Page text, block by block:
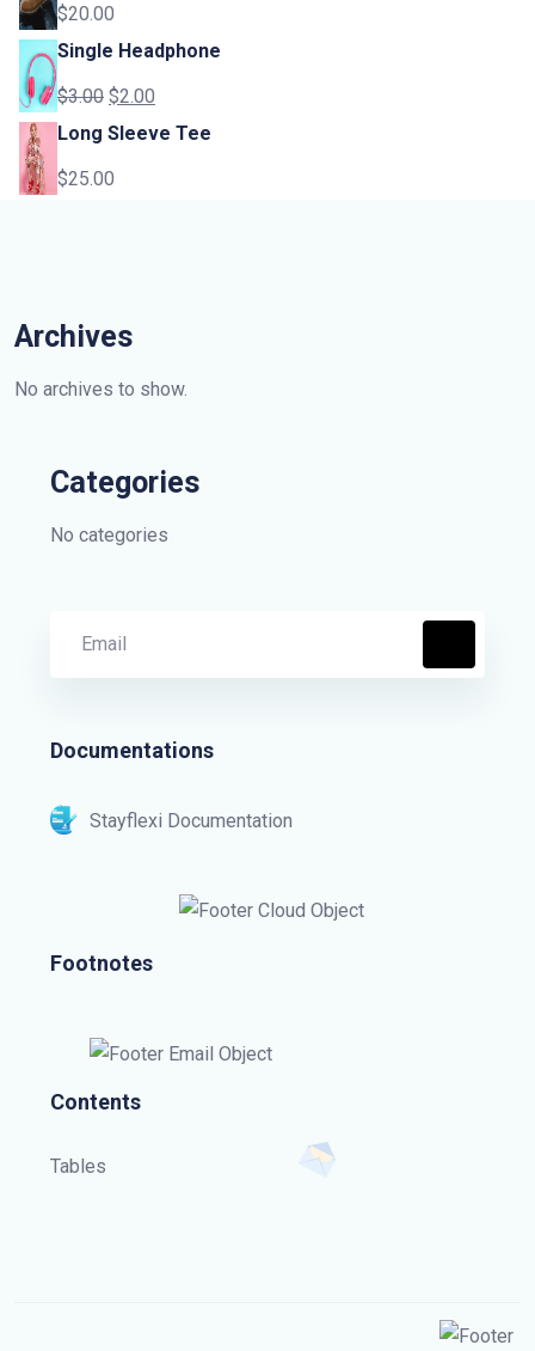
$20.00
Single Headphone
$3.00 $2.00
Long Sleeve Tee
$25.00
Archives
No archives to show.
Categories
No categories
Documentations
Stayflexi Documentation
Footnotes
Contents
Tables